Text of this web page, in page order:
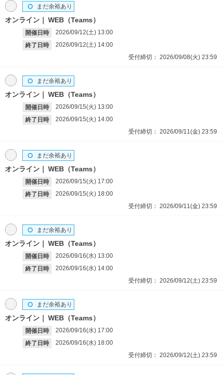
オンライン WEB（Teams）
開催日時 2026/09/12(土) 13:00
終了日時
2026/09/12(土) 14:00
まだ余裕あり
受付締切： 2026/09/08(火) 23:59
オンライン WEB（Teams）
開催日時 2026/09/15(火) 13:00
終了日時
2026/09/15(火) 14:00
まだ余裕あり
受付締切： 2026/09/11(金) 23:59
オンライン WEB（Teams）
開催日時 2026/09/15(火) 17:00
終了日時
2026/09/15(火) 18:00
まだ余裕あり
受付締切： 2026/09/11(金) 23:59
オンライン WEB（Teams）
開催日時 2026/09/16(水) 13:00
終了日時
2026/09/16(水) 14:00
まだ余裕あり
受付締切： 2026/09/12(土) 23:59
オンライン WEB（Teams）
開催日時 2026/09/16(水) 17:00
終了日時
2026/09/16(水) 18:00
まだ余裕あり
受付締切： 2026/09/12(土) 23:59